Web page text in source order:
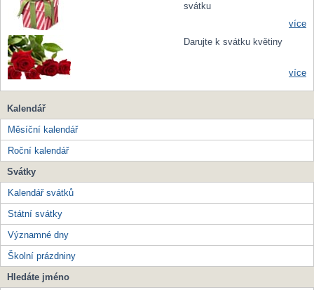
svátku
více
Darujte k svátku květiny
více
Kalendář
Měsíční kalendář
Roční kalendář
Svátky
Kalendář svátků
Státní svátky
Významné dny
Školní prázdniny
Hledáte jméno